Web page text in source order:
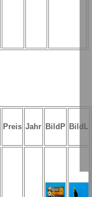
Preis Jahr BildP BildL